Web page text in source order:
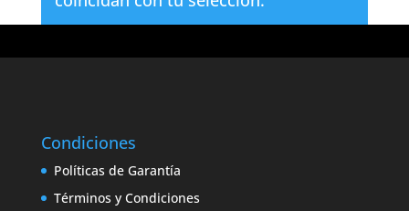
Condiciones
Políticas de Garantía
Términos y Condiciones